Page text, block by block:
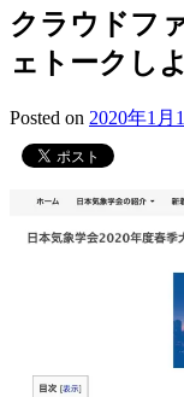
クラウドフ
ェトークし
Posted on 2020年1月